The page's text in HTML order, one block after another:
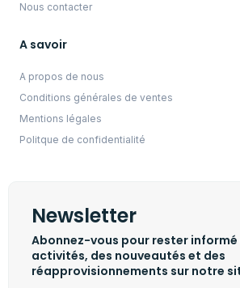
Nous contacter
A savoir
A propos de nous
Conditions générales de ventes
Mentions légales
Politque de confidentialité
Newsletter
Abonnez-vous pour rester informé
activités, des nouveautés et des
réapprovisionnements sur notre